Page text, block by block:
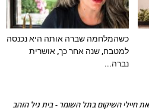
כשהמלחמה שברה אותה היא נכנסה
למטבח, שנה אחר כך, אושרית
נברה...
חיילי השיקום בתל השומר - בית גיל הזהב